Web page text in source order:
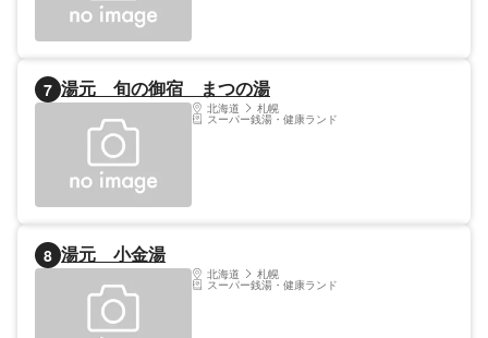
7 湯元 旬の御宿 まつの湯
北海道 札幌
スーパー銭湯・健康ランド
8 湯元 小金湯
北海道 札幌
スーパー銭湯・健康ランド